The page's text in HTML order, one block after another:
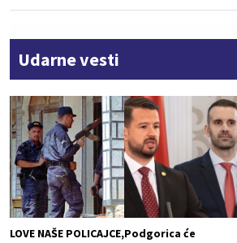
Udarne vesti
LOVE NAŠE POLICAJCE,Podgorica će